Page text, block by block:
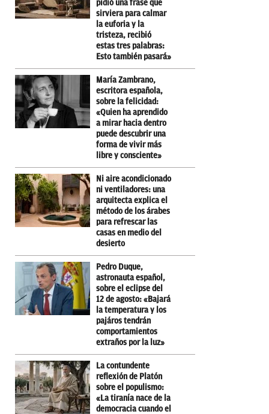
pidió una frase que
sirviera para calmar
la euforia y la
tristeza, recibió
estas tres palabras:
Esto también pasará»
María Zambrano,
escritora española,
sobre la felicidad:
«Quien ha aprendido
a mirar hacia dentro
puede descubrir una
forma de vivir más
libre y consciente»
Ni aire acondicionado
ni ventiladores: una
arquitecta explica el
método de los árabes
para refrescar las
casas en medio del
desierto
Pedro Duque,
astronauta español,
sobre el eclipse del
12 de agosto: «Bajará
la temperatura y los
pajáros tendrán
comportamientos
extraños por la luz»
La contundente
reflexión de Platón
sobre el populismo:
«La tiranía nace de la
democracia cuando el